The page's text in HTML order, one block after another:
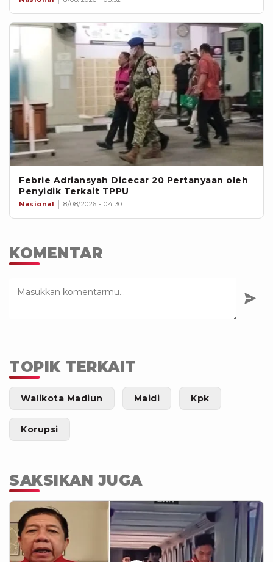
Febrie Adriansyah Dicecar 20 Pertanyaan oleh
Penyidik Terkait TPPU
Nasional 8/08/2026 - 04:30
KOMENTAR
TOPIK TERKAIT
Walikota Madiun Maidi Kpk
Korupsi
SAKSIKAN JUGA